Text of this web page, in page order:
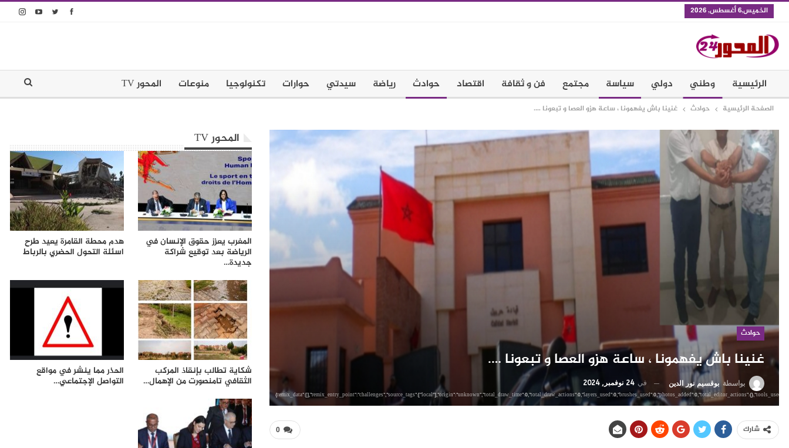
الخميس,6 أغسطس, 2026
الرئيسية وطني دولي سياسة مجتمع فن و ثقافة اقتصاد حوادث رياضة سيدتي حوارات تكنولوجيا منوعات المحور TV
الصفحة الرئيسية حوادث غنينا باش يفهمونا ، ساعة هزو العصا و تبعونا ….
حوادث
غنينا باش يفهمونا ، ساعة هزو العصا و تبعونا ….
بواسطة بوقسيم نور الدين في 24 نوفمبر, 2024
0 شارك
المحور TV
المغرب يعزز حقوق الإنسان في
الرياضة بعد توقيع شراكة
جديدة…
هدم محطة القامرة يعيد طرح
اسئلة التحول الحضري بالرباط
شكاية تطالب بإنقاذ المركب
الثقافي تامنصورت من الإهمال…
الحذر مما ينشر في مواقع
التواصل الإجتماعي…